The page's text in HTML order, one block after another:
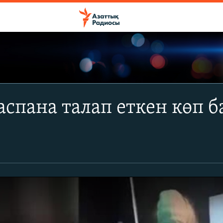
талап еткен көп